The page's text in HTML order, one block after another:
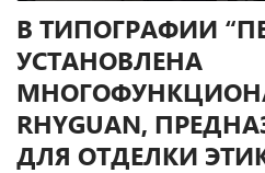
В ТИПОГРАФИИ
УСТАНОВЛЕНА
RHYGUAN,
ДЛЯ ОТДЕЛКИ